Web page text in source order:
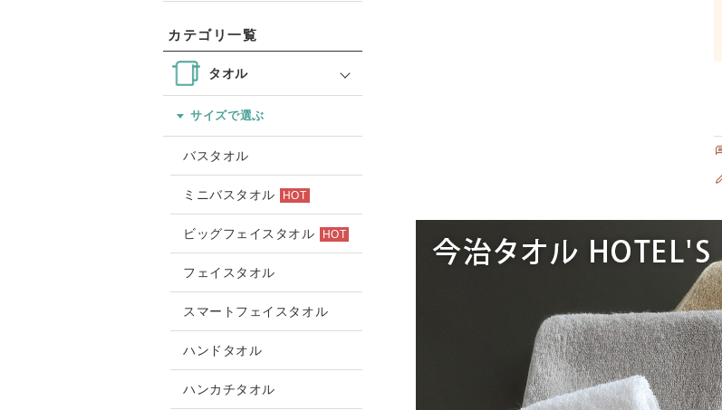
カテゴリ一覧
タオル
サイズで選ぶ
バスタオル
ミニバスタオル HOT
ビッグフェイスタオル HOT
フェイスタオル
スマートフェイスタオル
ハンドタオル
ハンカチタオル